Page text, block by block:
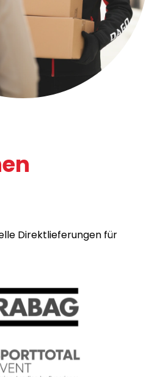
Direktlieferungen für